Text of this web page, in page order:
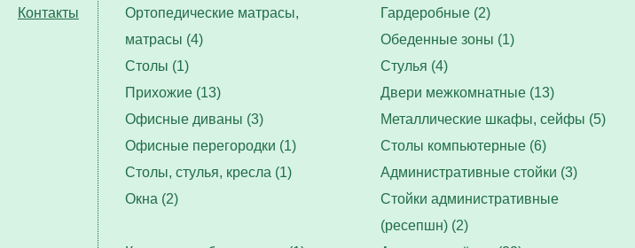
Контакты
Ортопедические матрасы,
матрасы (4)
Гардеробные (2)
Обеденные зоны (1)
Столы (1)
Стулья (4)
Прихожие (13)
Двери межкомнатные (13)
Офисные диваны (3)
Металлические шкафы, сейфы (5)
Офисные перегородки (1)
Столы компьютерные (6)
Столы, стулья, кресла (1)
Административные стойки (3)
Окна (2)
Стойки административные
(ресепшн) (2)